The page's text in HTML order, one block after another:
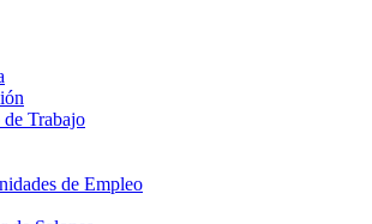
Trabajo
de Empleo